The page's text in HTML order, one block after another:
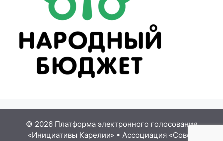
© 2026 Платформа электронного голосования
«Инициативы Карелии» • Ассоциация «Совет